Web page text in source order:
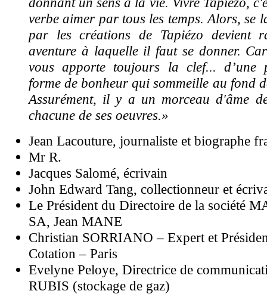
verbe aimer par tous les temps. Alors, se
par les créations de Tapiézo devient
aventure à laquelle il faut se donner.
vous apporte toujours la clef... d’une
forme de bonheur qui sommeille au fond
Assurément, il y a un morceau d'âme
chacune de ses oeuvres.»
Jean Lacouture, journaliste et biographe
Mr R.
Jacques Salomé, écrivain
John Edward Tang, collectionneur et
Le Président du Directoire de la société
SA, Jean MANE
Christian SORRIANO – Expert et
Cotation – Paris
Evelyne Peloye, Directrice de
RUBIS (stockage de gaz)